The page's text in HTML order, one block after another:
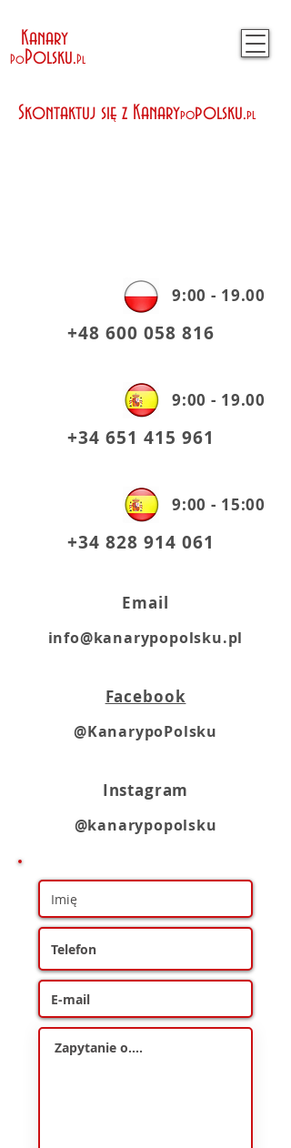
Kanary
PoPolsku.Pl
Skontaktuj się z Kanarypopolsku.pl
9:00 - 19.00
+48 600 058 816
9:00 - 19.00
+34 651 415 961
9:00 - 15:00
+34 828 914 061
Email
info@kanarypopolsku.pl
Facebook
@KanarypoPolsku
Instagram
@kanarypopolsku